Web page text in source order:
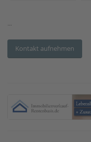
...
Kontakt aufnehmen